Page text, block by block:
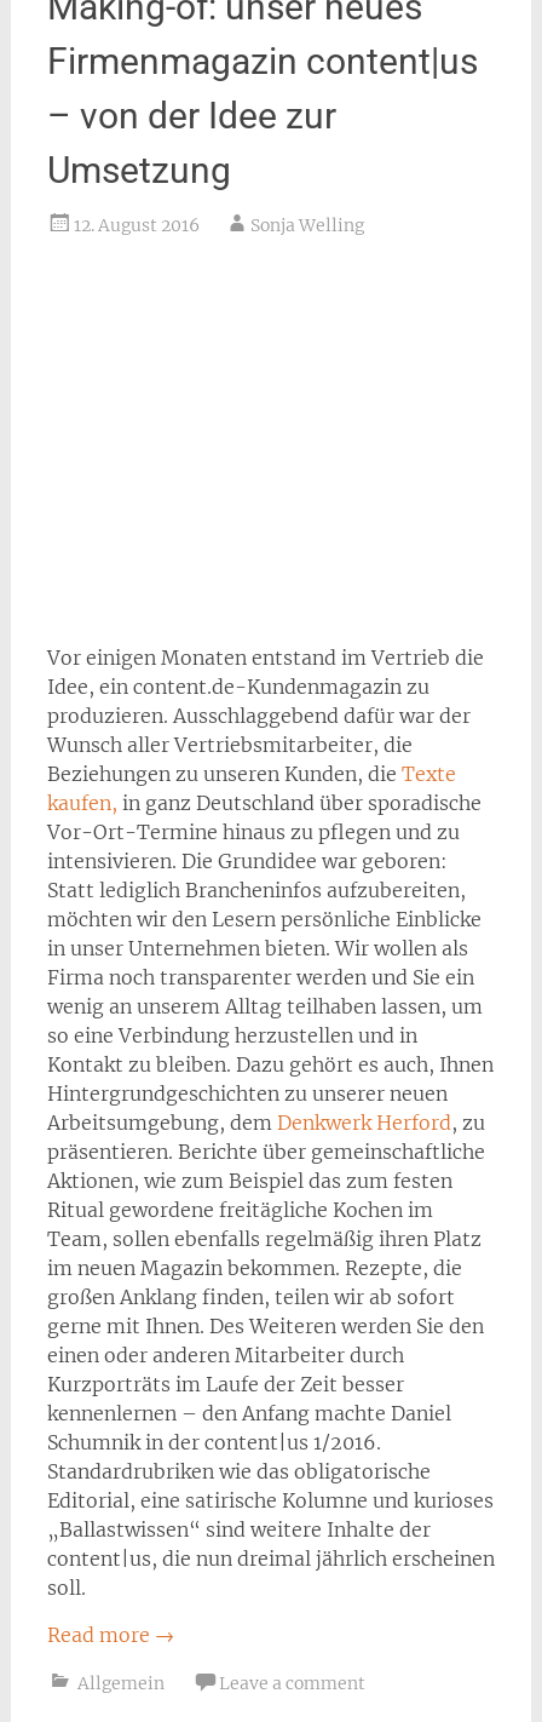
Firmenmagazin content|us
– von der Idee zur
Umsetzung
12. August 2016 Sonja Welling
Vor einigen Monaten entstand im Vertrieb die
Idee, ein content.de-Kundenmagazin zu
produzieren. Ausschlaggebend dafür war der
Wunsch aller Vertriebsmitarbeiter, die
Beziehungen zu unseren Kunden, die Texte
kaufen, in ganz Deutschland über sporadische
Vor-Ort-Termine hinaus zu pflegen und zu
intensivieren. Die Grundidee war geboren:
Statt lediglich Brancheninfos aufzubereiten,
möchten wir den Lesern persönliche Einblicke
in unser Unternehmen bieten. Wir wollen als
Firma noch transparenter werden und Sie ein
wenig an unserem Alltag teilhaben lassen, um
so eine Verbindung herzustellen und in
Kontakt zu bleiben. Dazu gehört es auch, Ihnen
Hintergrundgeschichten zu unserer neuen
Arbeitsumgebung, dem Denkwerk Herford, zu
präsentieren. Berichte über gemeinschaftliche
Aktionen, wie zum Beispiel das zum festen
Ritual gewordene freitägliche Kochen im
Team, sollen ebenfalls regelmäßig ihren Platz
im neuen Magazin bekommen. Rezepte, die
großen Anklang finden, teilen wir ab sofort
gerne mit Ihnen. Des Weiteren werden Sie den
einen oder anderen Mitarbeiter durch
Kurzporträts im Laufe der Zeit besser
kennenlernen – den Anfang machte Daniel
Schumnik in der content|us 1/2016.
Standardrubriken wie das obligatorische
Editorial, eine satirische Kolumne und kurioses
„Ballastwissen“ sind weitere Inhalte der
content|us, die nun dreimal jährlich erscheinen
soll.
Read more →
Allgemein Leave a comment